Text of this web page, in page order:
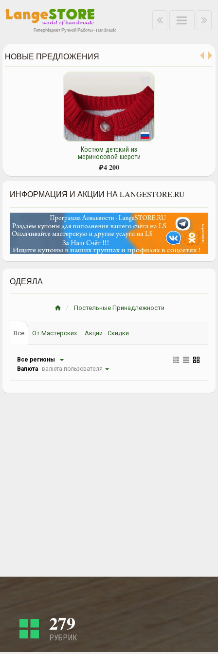
ГиперМаркет Ручной Работы - HandMade
НОВЫЕ ПРЕДЛОЖЕНИЯ
Костюм детский из
мериносовой шерсти
"Морской".
₽4 200
ИНФОРМАЦИЯ И АКЦИИ НА LANGESTORE.RU
ОДЕЯЛА
Постельные Принадлежности
Все От Мастерских Акции - Скидки
Все регионы
Валюта валюта пользователя
279
РУБРИК